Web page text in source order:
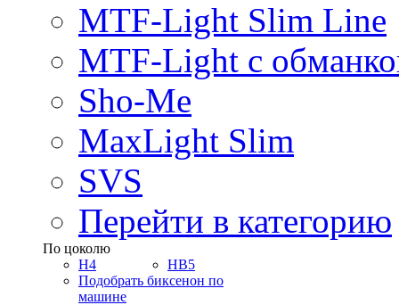
MTF-Light Slim Line
MTF-Light с
Sho-Me
MaxLight Slim
SVS
Перейти в категорию
По цоколю
H4
HB5
Подобрать биксенон по
машине